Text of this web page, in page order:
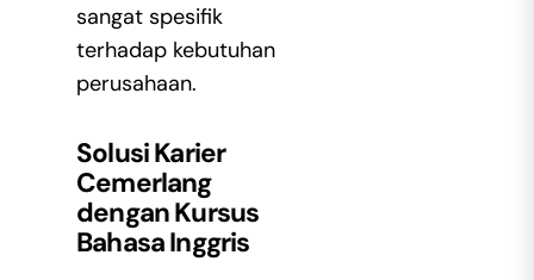
sangat spesifik
terhadap kebutuhan
perusahaan.
Solusi Karier
Cemerlang
dengan Kursus
Bahasa Inggris